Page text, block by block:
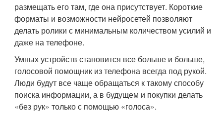
размещать его там, где она присутствует. Короткие
форматы и возможности нейросетей позволяют
делать ролики с минимальным количеством усилий и
даже на телефоне.
Умных устройств становится все больше и больше,
голосовой помощник из телефона всегда под рукой.
Люди будут все чаще обращаться к такому способу
поиска информации, а в будущем и покупки делать
«без рук» только с помощью «голоса».